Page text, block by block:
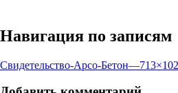
Навигация по записям
Свидетельство-Арсо-